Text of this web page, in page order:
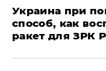
Украина при
способ, как
ракет для ЗРК